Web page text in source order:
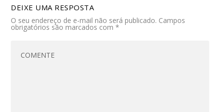
DEIXE UMA RESPOSTA
O seu endereço de e-mail não será publicado. Campos
obrigatórios são marcados com*